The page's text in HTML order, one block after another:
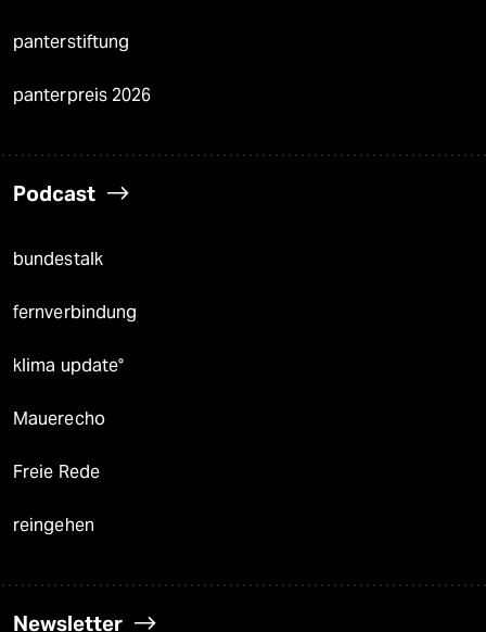
panterstiftung
panterpreis 2026
Podcast
bundestalk
fernverbindung
klima update°
Mauerecho
Freie Rede
reingehen
Newsletter